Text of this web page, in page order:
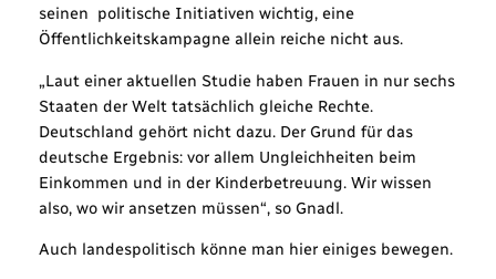
seinen politische Initiativen wichtig, eine
Öffentlichkeitskampagne allein reiche nicht aus.
„Laut einer aktuellen Studie haben Frauen in nur sechs
Staaten der Welt tatsächlich gleiche Rechte.
Deutschland gehört nicht dazu. Der Grund für das
deutsche Ergebnis: vor allem Ungleichheiten beim
Einkommen und in der Kinderbetreuung. Wir wissen
also, wo wir ansetzen müssen“, so Gnadl.
Auch landespolitisch könne man hier einiges bewegen.